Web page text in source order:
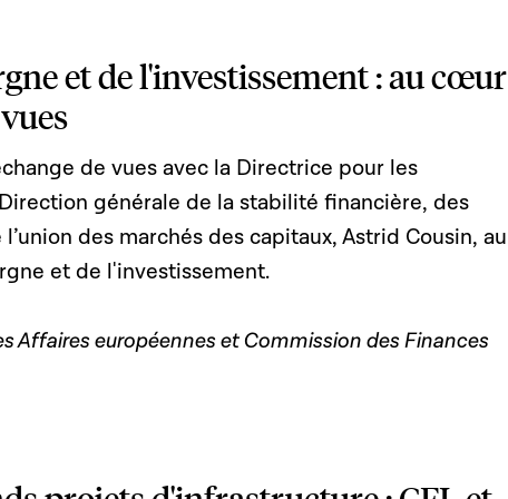
et de l'investissement : au cœur
de vues avec la Directrice pour les
générale de la stabilité financière, des
des marchés des capitaux, Astrid Cousin, au
et de l'investissement.
Affaires européennes et Commission des Finances